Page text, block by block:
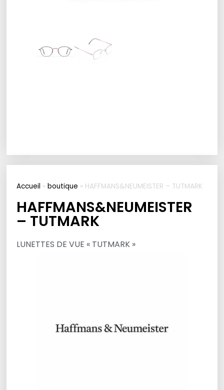
Accueil »boutique » HAFFMANS&NEUMEISTER – TUTMARK
HAFFMANS&NEUMEISTER
– TUTMARK
LUNETTES DE VUE « TUTMARK »